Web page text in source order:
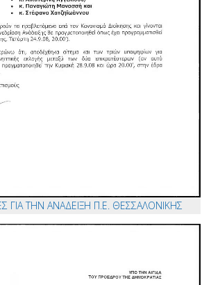
ΓΙΑ ΤΗΝ ΑΝΑΔΕΙΞΗ Π.Ε. ΘΕΣΣΑΛΟΝΙΚΗΣ